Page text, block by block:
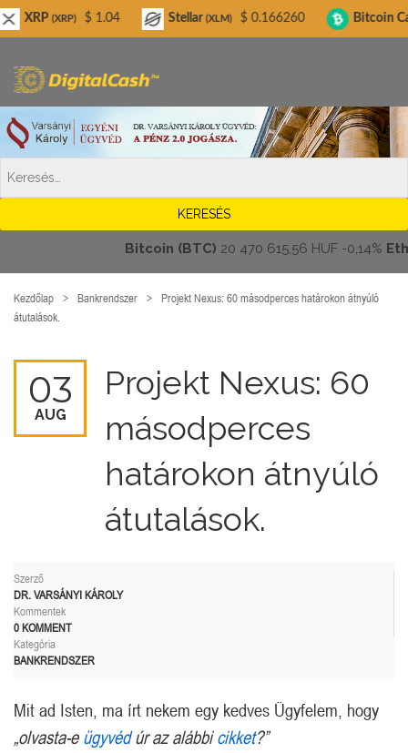
Bitcoin (BTC)20 470 615,56 HUF -0,14%
Kezdőlap Bankrendszer
Projekt Nexus: 60 másodperces határokon átnyúló
átutalások.
03
AUG
Projekt Nexus: 60
másodperces
határokon átnyúló
átutalások.
Szerző
DR. VARSÁNYI KÁROLY
Kommentek
0 KOMMENT
Kategória
BANKRENDSZER
Mit ad Isten, ma írt nekem egy kedves Ügyfelem, hogy
„olvasta-e ügyvédúr az alábbicikket?”
$ 1.04 Stellar (XLM) $ 0.166260 Bitcoin Cash (BCH) $
Digitalcash.hu